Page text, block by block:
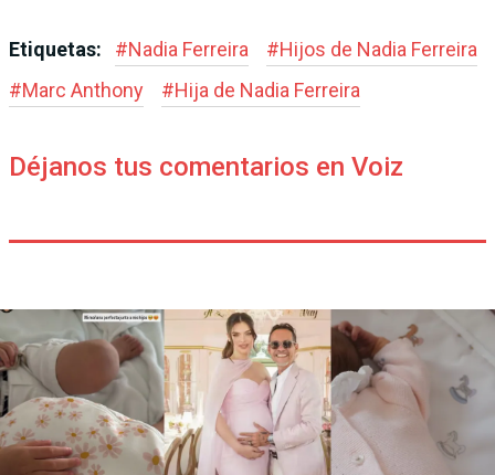
Etiquetas: #Nadia Ferreira #Hijos de Nadia Ferreira
#Marc Anthony #Hija de Nadia Ferreira
Déjanos tus comentarios en Voiz